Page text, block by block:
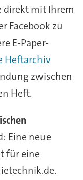
direkt mit Ihrem
Facebook zu
E-Paper-
Heftarchiv
zwischen
Heft.
Eine neue
für eine